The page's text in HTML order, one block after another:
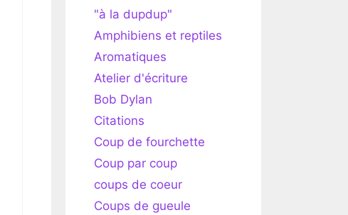
"à la dupdup"
Amphibiens et reptiles
Aromatiques
Atelier d'écriture
Bob Dylan
Citations
Coup de fourchette
Coup par coup
coups de coeur
Coups de gueule